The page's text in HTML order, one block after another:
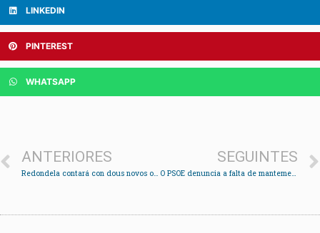
LINKEDIN
PINTEREST
WHATSAPP
ANTERIORES
Redondela contará con dous novos obradoiros de emprego
SEGUINTES
O PSOE denuncia a falta de mantemento do Paseo da Portela